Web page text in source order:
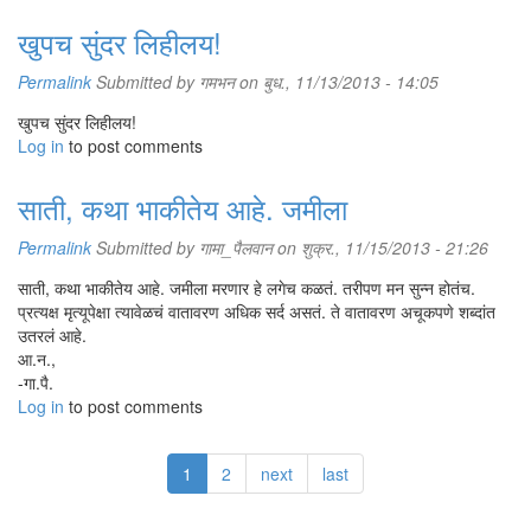
खुपच सुंदर लिहीलय!
Permalink Submitted by गमभनon बुध., 11/13/2013 - 14:05
खुपच सुंदर लिहीलय!
Log in to post comments
साती, कथा भाकीतेय आहे. जमीला
Permalink Submitted by गामा_पैलवानon शुक्र., 11/15/2013 - 21:26
साती, कथा भाकीतेय आहे. जमीला मरणार हे लगेच कळतं. तरीपण मन सुन्न होतंच.
प्रत्यक्ष मृत्यूपेक्षा त्यावेळचं वातावरण अधिक सर्द असतं. ते वातावरण अचूकपणे शब्दांत
उतरलं आहे.
आ.न.,
-गा.पै.
Log in to post comments
1 2 next last